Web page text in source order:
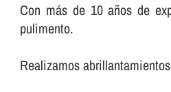
Con más de 10 años de
pulimento.
Realizamos